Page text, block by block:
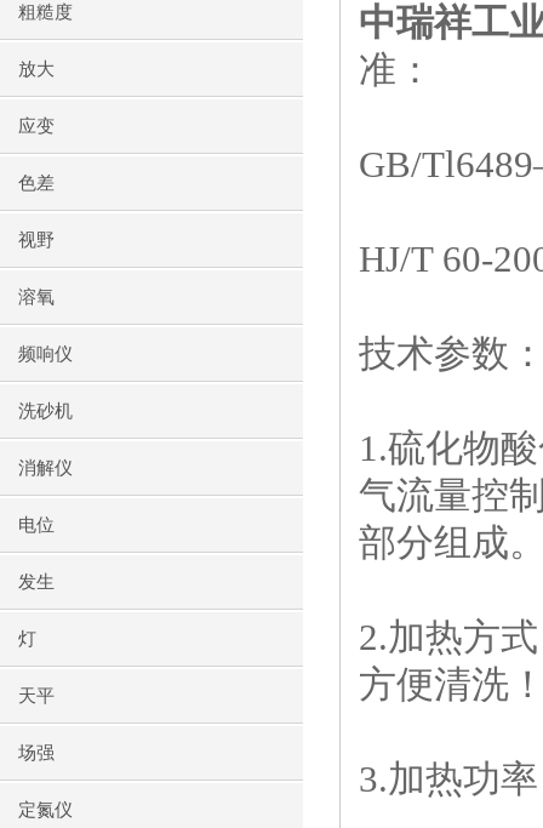
粗糙度
放大
应变
色差
视野
溶氧
频响仪
洗砂机
消解仪
电位
发生
灯
天平
场强
定氮仪
中瑞祥工
准：
GB/
HJ/T 60-
技术参数
1.硫化物
气流量控
部分组成
2.加热方
方便清洗
3.加热功